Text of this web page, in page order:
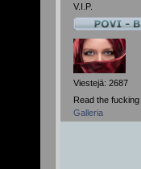
V.I.P.
Viestejä: 2687
Read the fucking
Galleria